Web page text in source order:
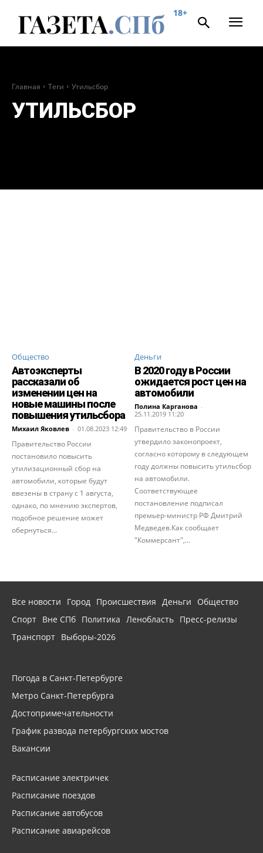
18+
Главная Теги Утильсбор
УТИЛЬСБОР
Общество
Автоэксперты
рассказали об
изменении цен на
новые машины после
повышения утильсбора
Михаил Яковлев - 01.08.2023 12:49
Правительство России
постановило повысить
утилизационный сбор на
автомобили, которые будут
ввезены в страну с 1 августа,
однако, по мнению экспертов,
подобное решение может
обернуться...
Деньги
В 2020 году в России
ожидается рост цен на
автомобили
Полина Карганова -
25.11.2019 11:20
Правительство в России
утвердило законопроект,
согласно которому в следующем
году должны повысить утильсбор
на автомобили.
Соответствующее
постановление подписал
премьер-министр РФ Дмитрий
Медведев.Как сообщает
"Коммерсант",...
Все новости Город Происшествия Деньги
Общество
Спорт Вне СПб Политика Ленобласть Пресс-релизы
Транспорт Выборы-2026
Погода в Санкт-Петербурге
Метро Санкт-Петербурга
Достопримечательности
График развода петербургских мостов
Вакансии
Расписание электричек
Расписание поездов
Расписание автобусов
Расписание авиарейсов